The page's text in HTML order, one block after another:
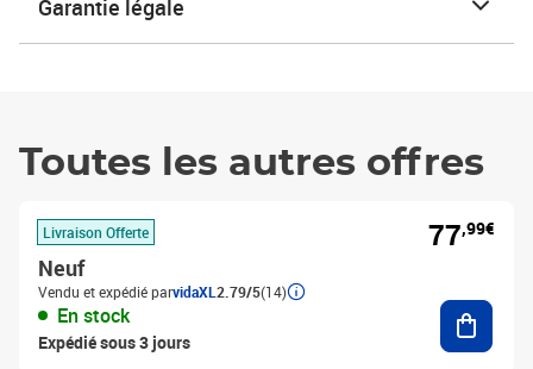
Garantie légale
Toutes les autres offres
Livraison Offerte
Neuf
Vendu et expédié parvidaXL 2.79/5(14)
En stock
Expédié sous 3 jours
77,99€